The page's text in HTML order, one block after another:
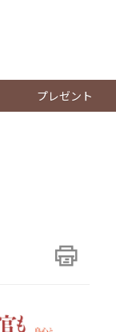
プレゼント